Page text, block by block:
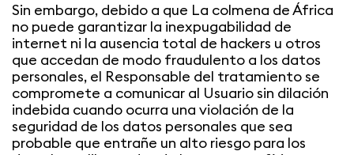
Sin embargo, debido a que La colmena de África
no puede garantizar la inexpugabilidad de
internet ni la ausencia total de hackers u otros
que accedan de modo fraudulento a los datos
personales, el Responsable del tratamiento se
compromete a comunicar al Usuario sin dilación
indebida cuando ocurra una violación de la
seguridad de los datos personales que sea
probable que entrañe un alto riesgo para los